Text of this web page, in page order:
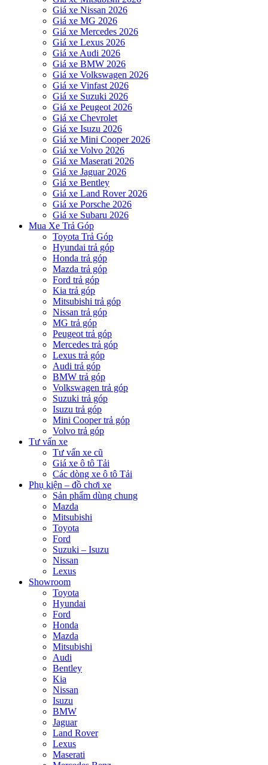
Giá xe Nissan 2026
Giá xe MG 2026
Giá xe Mercedes 2026
Giá xe Lexus 2026
Giá xe Audi 2026
Giá xe BMW 2026
Giá xe Volkswagen 2026
Giá xe Vinfast 2026
Giá xe Suzuki 2026
Giá xe Peugeot 2026
Giá xe Chevrolet
Giá xe Isuzu 2026
Giá xe Mini Cooper 2026
Giá xe Volvo 2026
Giá xe Maserati 2026
Giá xe Jaguar 2026
Giá xe Bentley
Giá xe Land Rover 2026
Giá xe Porsche 2026
Giá xe Subaru 2026
Mua Xe Trả Góp
Toyota Trả Góp
Hyundai trả góp
Honda trả góp
Mazda trả góp
Ford trả góp
Kia trả góp
Mitsubishi trả góp
Nissan trả góp
MG trả góp
Peugeot trả góp
Mercedes trả góp
Lexus trả góp
Audi trả góp
BMW trả góp
Volkswagen trả góp
Suzuki trả góp
Isuzu trả góp
Mini Cooper trả góp
Volvo trả góp
Tư vấn xe
Tư vấn xe cũ
Giá xe ô tô Tải
Các dòng xe ô tô Tải
Phụ kiện – đồ chơi xe
Sản phẩm dùng chung
Mazda
Mitsubishi
Toyota
Ford
Suzuki – Isuzu
Nissan
Lexus
Showroom
Toyota
Hyundai
Ford
Honda
Mazda
Mitsubishi
Audi
Bentley
Kia
Nissan
Isuzu
BMW
Jaguar
Land Rover
Lexus
Maserati